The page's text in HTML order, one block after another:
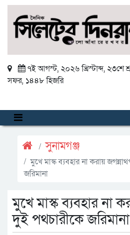
৭ই আগস্ট, ২০২৬ খ্রিস্টাব্দ, ২৩শে
সফর, ১৪৪৮ হিজরি
সুনামগঞ্জ
মুখে মাস্ক ব্যবহার না করায়
জরিমানা
মুখে মাস্ক ব্যবহার না
দুই পথচারীকে জরিমানা